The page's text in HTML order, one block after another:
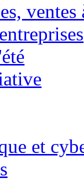
ventes
et